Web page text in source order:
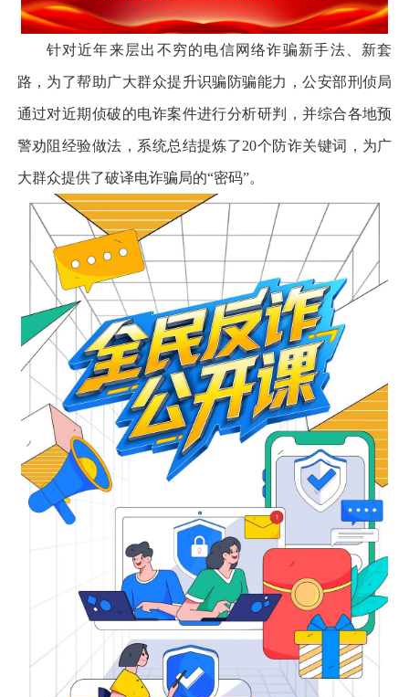
针对近年来层出不穷的电信网络诈骗新手法、新套
路，为了帮助广大群众提升识骗防骗能力，公安部刑侦局
通过对近期侦破的电诈案件进行分析研判，并综合各地预
警劝阻经验做法，系统总结提炼了20个防诈关键词，为广
大群众提供了破译电诈骗局的“密码”。